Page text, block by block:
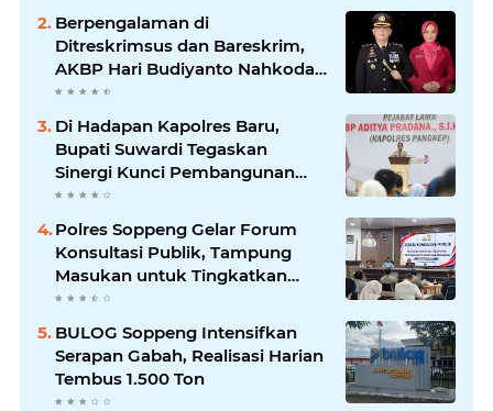
Berpengalaman di
Ditreskrimsus dan Bareskrim,
AKBP Hari Budiyanto Nahkodai
Polres Soppeng
Di Hadapan Kapolres Baru,
Bupati Suwardi Tegaskan
Sinergi Kunci Pembangunan
Soppeng
Polres Soppeng Gelar Forum
Konsultasi Publik, Tampung
Masukan untuk Tingkatkan
Pelayanan
BULOG Soppeng Intensifkan
Serapan Gabah, Realisasi Harian
Tembus 1.500 Ton